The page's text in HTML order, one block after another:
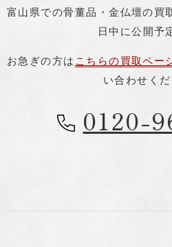
富山県での骨董品・金仏壇の買
日中に公開予
お急ぎの方は こちらの買取ペー
い合わせくだ
0120-